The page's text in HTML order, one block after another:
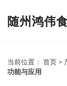
随州鸿伟
当前位置： 首页 >
功能与应用